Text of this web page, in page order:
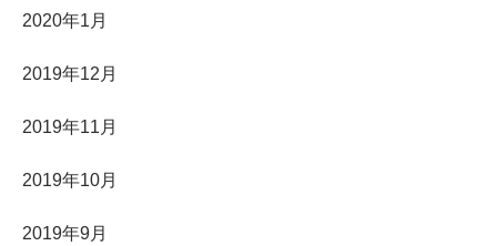
2020年1月
2019年12月
2019年11月
2019年10月
2019年9月